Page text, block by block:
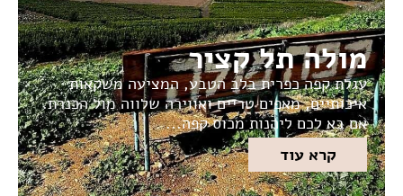
מולה תל קציר
עגלת קפה כפרית בלב הטבע, המציעה משקאות
איכותיים, מאפים טריים ואווירה שלווה מול הכנרת.
אם בא לכם ליהנות מכוס קפה...
קרא עוד